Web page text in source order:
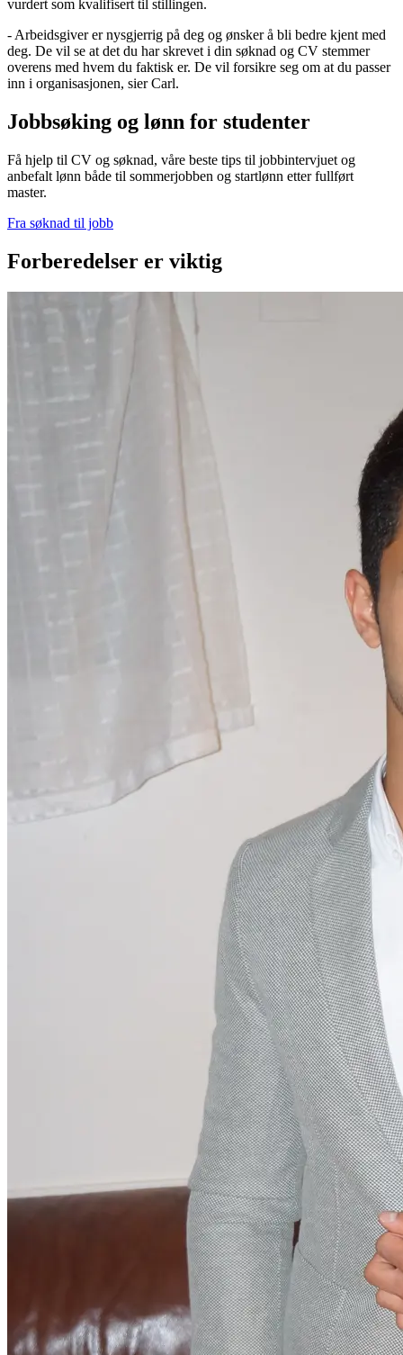
vurdert som kvalifisert til stillingen.
- Arbeidsgiver er nysgjerrig på deg og ønsker å bli bedre kjent med
deg. De vil se at det du har skrevet i din søknad og CV stemmer
overens med hvem du faktisk er. De vil forsikre seg om at du passer
inn i organisasjonen, sier Carl.
Jobbsøking og lønn for studenter
Få hjelp til CV og søknad, våre beste tips til jobbintervjuet og
anbefalt lønn både til sommerjobben og startlønn etter fullført
master.
Fra søknad til jobb
Forberedelser er viktig